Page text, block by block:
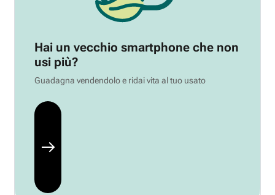
Hai un vecchio smartphone che non
usi più?
Guadagna vendendolo e ridai vita al tuo usato